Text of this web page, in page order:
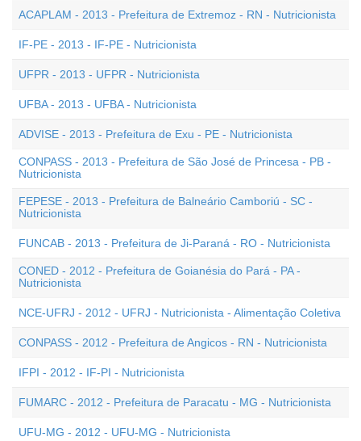
ACAPLAM - 2013 - Prefeitura de Extremoz - RN - Nutricionista
IF-PE - 2013 - IF-PE - Nutricionista
UFPR - 2013 - UFPR - Nutricionista
UFBA - 2013 - UFBA - Nutricionista
ADVISE - 2013 - Prefeitura de Exu - PE - Nutricionista
CONPASS - 2013 - Prefeitura de São José de Princesa - PB -
Nutricionista
FEPESE - 2013 - Prefeitura de Balneário Camboriú - SC -
Nutricionista
FUNCAB - 2013 - Prefeitura de Ji-Paraná - RO - Nutricionista
CONED - 2012 - Prefeitura de Goianésia do Pará - PA -
Nutricionista
NCE-UFRJ - 2012 - UFRJ - Nutricionista - Alimentação Coletiva
CONPASS - 2012 - Prefeitura de Angicos - RN - Nutricionista
IFPI - 2012 - IF-PI - Nutricionista
FUMARC - 2012 - Prefeitura de Paracatu - MG - Nutricionista
UFU-MG - 2012 - UFU-MG - Nutricionista